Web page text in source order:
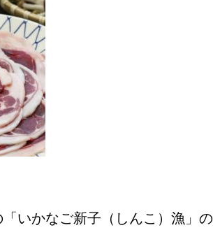
いかなご新子（しんこ）漁」の